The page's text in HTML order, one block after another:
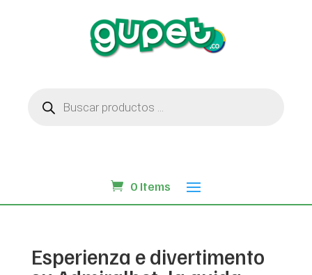
productos
0 Items
Esperienza e divertimento